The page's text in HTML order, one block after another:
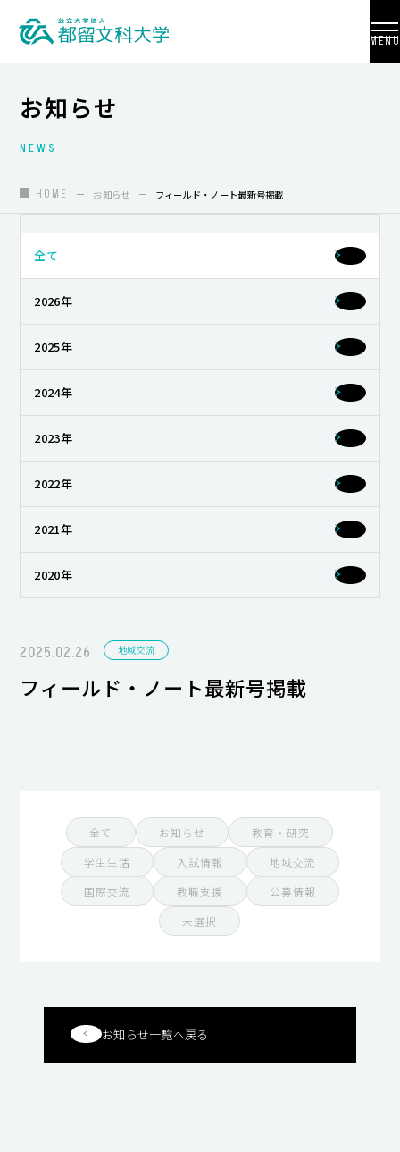
MENU
大学紹介
入試情報
学部・学科・大学院
国際交流
教員養成
研究活動
就職・キャリア支援
お知らせ
NEWS
HOME お知らせ フィールド・ノート最新号掲載
全て
2026年
2025年
2024年
2023年
2022年
2021年
2020年
2025.02.26 地域交流
フィールド・ノート最新号掲載
全て お知らせ
教育・研究
学生生活
入試情報
地域交流
国際交流
教職支援
公募情報
未選択
お知らせ一覧へ戻る